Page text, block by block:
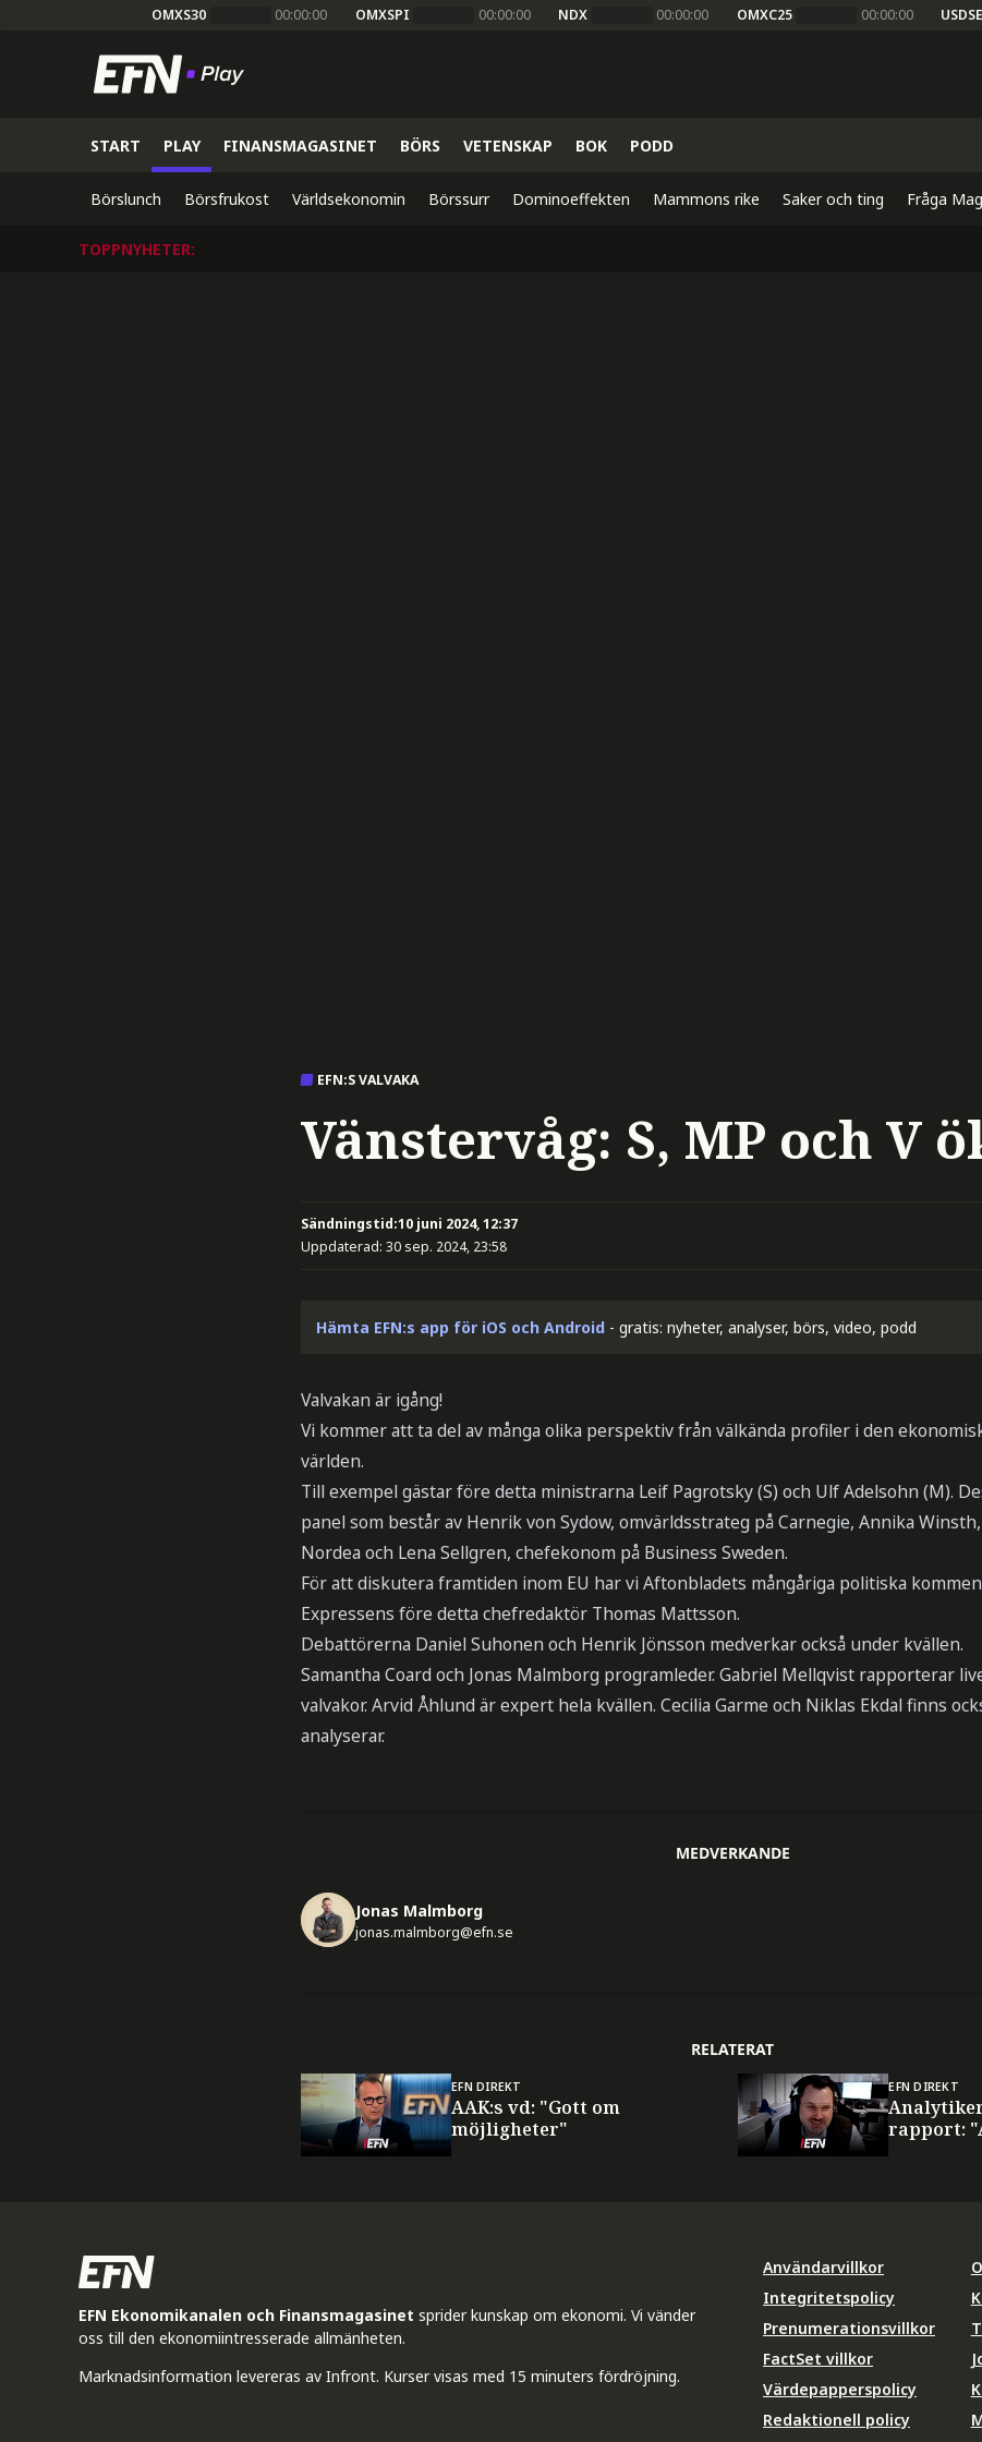
OMXS30 00:00:00 OMXSPI 00:00:00 NDX 00:00:00 OMXC25 00:00:00
START PLAY FINANSMAGASINET BÖRS VETENSKAP BOK PODD
Börslunch Börsfrukost Världsekonomin Börssurr Dominoeffekten Mammons rike Saker och ting Fråga
TOPPNYHETER:
EFN:S VALVAKA
Vänstervåg: S, MP och V
Sändningstid:10 juni 2024, 12:37
Uppdaterad: 30 sep. 2024, 23:58
Hämta EFN:s app för iOS och Android - gratis: nyheter, analyser, börs, video, podd
Valvakan är igång!
Vi kommer att ta del av många olika perspektiv från välkända profiler i den
världen.
Till exempel gästar före detta ministrarna Leif Pagrotsky (S) och Ulf Adelsohn (M).
panel som består av Henrik von Sydow, omvärldsstrateg på Carnegie, Annika
Nordea och Lena Sellgren, chefekonom på Business Sweden.
För att diskutera framtiden inom EU har vi Aftonbladets mångåriga politiska
Expressens före detta chefredaktör Thomas Mattsson.
Debattörerna Daniel Suhonen och Henrik Jönsson medverkar också under kvällen.
Samantha Coard och Jonas Malmborg programleder. Gabriel Mellqvist rapporterar
valvakor. Arvid Åhlund är expert hela kvällen. Cecilia Garme och Niklas Ekdal finns
analyserar.
MEDVERKANDE
Jonas Malmborg
jonas.malmborg@efn.se
RELATERAT
EFN DIREKT
AAK:s vd: "Gott om
möjligheter"
EFN DIREKT
rapport:
EFN Ekonomikanalen och Finansmagasinet sprider kunskap om ekonomi. Vi vänder
oss till den ekonomiintresserade allmänheten.
Marknadsinformation levereras av Infront. Kurser visas med 15 minuters fördröjning.
Användarvillkor
Integritetspolicy
Prenumerationsvillkor
FactSet villkor
Värdepapperspolicy
Redaktionell policy